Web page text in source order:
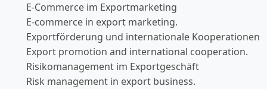
E-Commerce im Exportmarketing
E-commerce in export marketing.
Exportförderung und internationale Kooperationen
Export promotion and international cooperation.
Risikomanagement im Exportgeschäft
Risk management in export business.